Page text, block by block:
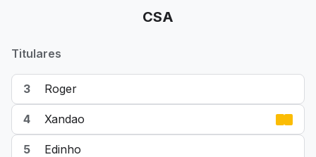
CSA
Titulares
3 Roger
4 Xandao
5 Edinho